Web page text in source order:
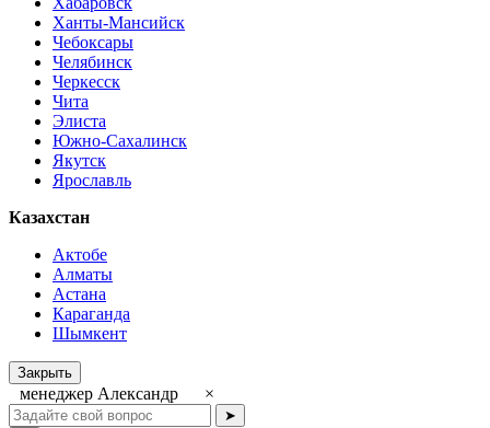
Ханты-Мансийск
Чебоксары
Челябинск
Черкесск
Чита
Элиста
Южно-Сахалинск
Якутск
Ярославль
Казахстан
Актобе
Алматы
Астана
Караганда
Шымкент
Закрыть
менеджер Александр ×
➤